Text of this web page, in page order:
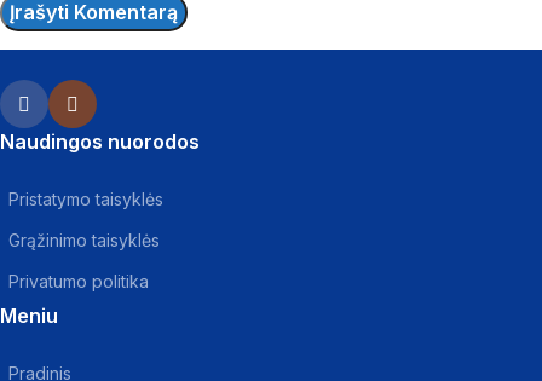
Naudingos nuorodos
Pristatymo taisyklės
Grąžinimo taisyklės
Privatumo politika
Meniu
Pradinis